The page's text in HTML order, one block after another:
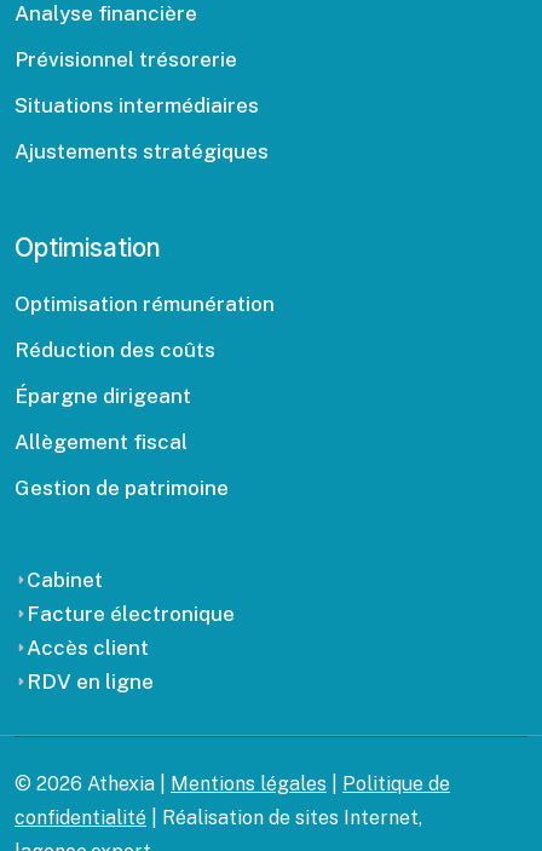
Analyse financière
Prévisionnel trésorerie
Situations intermédiaires
Ajustements stratégiques
Optimisation
Optimisation rémunération
Réduction des coûts
Épargne dirigeant
Allègement fiscal
Gestion de patrimoine
Cabinet
Facture électronique
Accès client
RDV en ligne
© 2026 Athexia | Mentions légales
Politique de
confidentialité | Réalisation de sites Internet,